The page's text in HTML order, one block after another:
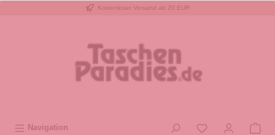
Kostenloser Versand ab 20 EUR
Navigation